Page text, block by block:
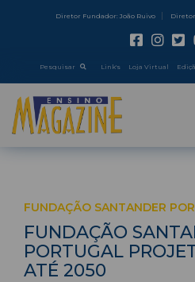
Diretor Fundador: João Ruivo
Pesquisar Link's Loja Virtual
FUNDAÇÃO SANTANDER
FUNDAÇÃO
PORTUGAL
ATÉ 2050